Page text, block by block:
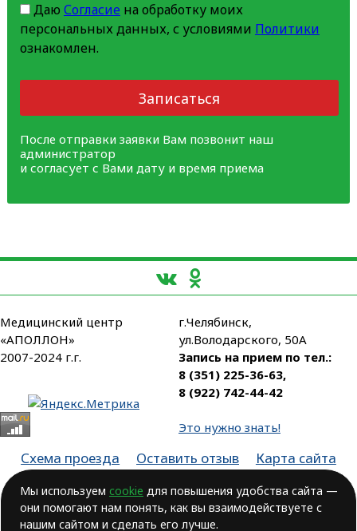
Даю Согласиена обработку моих
персональных данных, с условиями Политики
ознакомлен.
Записаться
После отправки заявки Вам позвонит наш
администратор
и согласует с Вами дату и время приема
Медицинский центр
«АПОЛЛОН»
2007-2024 г.г.
г.Челябинск,
ул.Володарского, 50А
Запись на прием по тел.:
8 (351) 225-36-63,
8 (922) 742-44-42
Это нужно знать!
Схема проезда Оставить отзыв
Карта сайта
Лицензия № ЛО-74-01-003806, от 14.10.2016, выдана Министерством
здравоохранения Челябинской области
Мы используем cookie для повышения удобства сайта —
они помогают нам понять, как вы взаимодействуете с
нашим сайтом и сделать его лучше.